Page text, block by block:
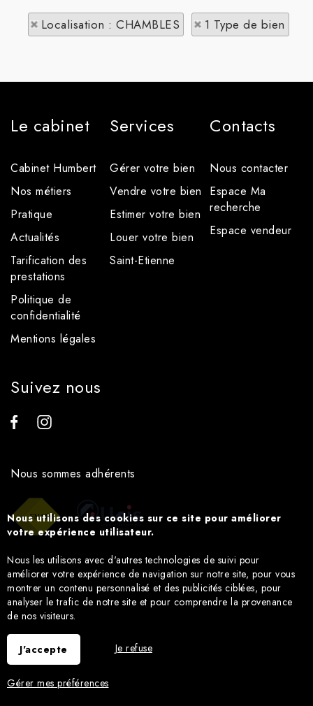
Localisation : CHAMBLES
1 Type de bien
Le cabinet
Cabinet Humbert
Nos métiers
Pratique
Actualités
Tarification des
prestations
Politique de
confidentialité
Mentions légales
Services
Gérer votre bien
Vendre votre bien
Estimer votre bien
Louer votre bien
Saint-Etienne
Contacts
Nous contacter
Espace Ma
recherche
Espace vendeur
Suivez nous
Nous sommes adhérents
Nous utilisons des cookies sur ce site pour améliorer
votre expérience utilisateur.
Nous les utilisons avec d'autres technologies de suivi pour
améliorer votre expérience de navigation sur notre site, pour vous
montrer un contenu personnalisé et des publicités ciblées, pour
analyser le trafic de notre site et pour comprendre la provenance
de nos visiteurs.
J'accepte Je refuse
Gérer mes préférences